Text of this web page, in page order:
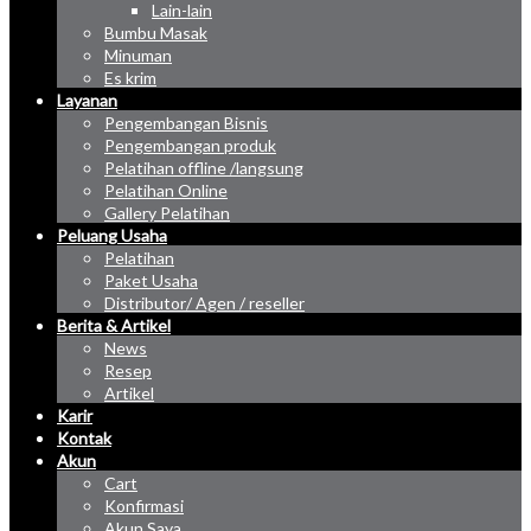
Lain-lain
Bumbu Masak
Minuman
Es krim
Layanan
Pengembangan Bisnis
Pengembangan produk
Pelatihan offline /langsung
Pelatihan Online
Gallery Pelatihan
Peluang Usaha
Pelatihan
Paket Usaha
Distributor/ Agen / reseller
Berita & Artikel
News
Resep
Artikel
Karir
Kontak
Akun
Cart
Konfirmasi